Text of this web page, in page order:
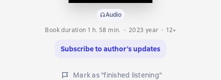
Audio
Book duration 1 h. 58 min.
2023 year 12+
Subscribe to author’s updates
Mark as "finished listening"